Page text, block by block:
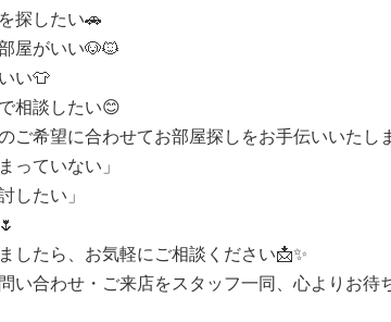
探したい🚗
屋がいい🐶🐱
い👕
相談したい😊
ご希望に合わせてお部屋探しをお手伝いいたし
っていない」
したい」
したら、お気軽にご相談ください📩✨
い合わせ・ご来店をスタッフ一同、心よりお待